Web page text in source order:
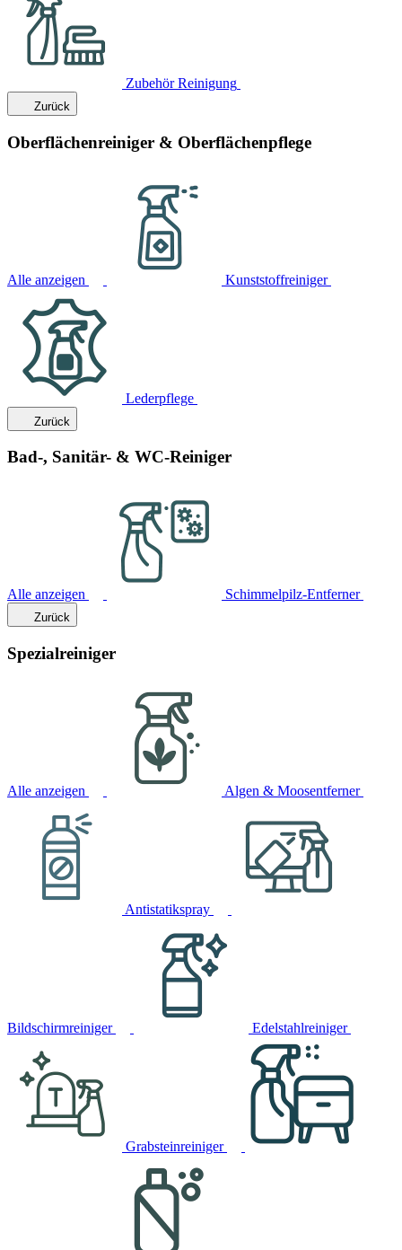
Zubehör Reinigung
Zurück
Oberflächenreiniger & Oberflächenpflege
Alle anzeigen Kunststoffreiniger
Lederpflege
Zurück
Bad-, Sanitär- & WC-Reiniger
Alle anzeigen Schimmelpilz-Entferner
Zurück
Spezialreiniger
Alle anzeigen Algen & Moosentferner
Antistatikspray
Bildschirmreiniger Edelstahlreiniger
Grabsteinreiniger